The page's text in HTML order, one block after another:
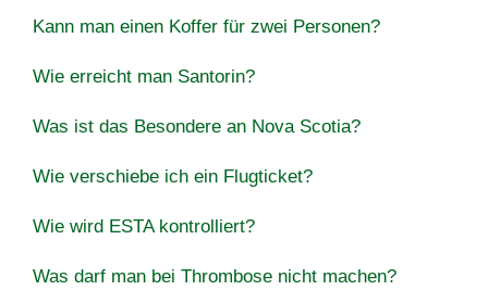
Kann man einen Koffer für zwei Personen?
Wie erreicht man Santorin?
Was ist das Besondere an Nova Scotia?
Wie verschiebe ich ein Flugticket?
Wie wird ESTA kontrolliert?
Was darf man bei Thrombose nicht machen?